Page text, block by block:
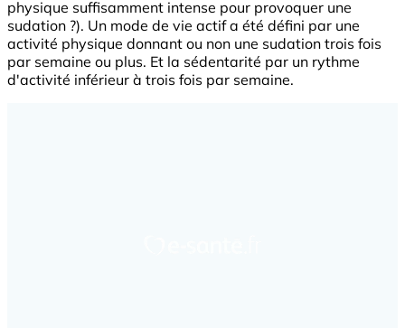
physique suffisamment intense pour provoquer une
sudation ?). Un mode de vie actif a été défini par une
activité physique donnant ou non une sudation trois fois
par semaine ou plus. Et la sédentarité par un rythme
d'activité inférieur à trois fois par semaine.